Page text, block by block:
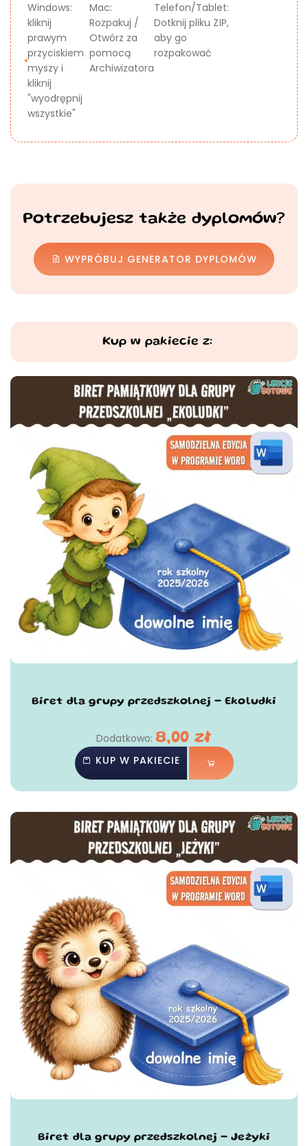
Windows:
kliknij
prawym
przyciskiem
myszy i
kliknij
"wyodrępnij
wszystkie"
Mac:
Rozpakuj /
Otwórz za
pomocą
Archiwizatora
Telefon/Tablet:
Dotknij pliku ZIP,
aby go
rozpakować
Potrzebujesz także dyplomów?
WYPRÓBUJ GENERATOR DYPLOMÓW
Kup w pakiecie z:
Biret dla grupy przedszkolnej - Ekoludki
Dodatkowo:8,00zł
KUP W PAKIECIE
Biret dla grupy przedszkolnej - Jeżyki